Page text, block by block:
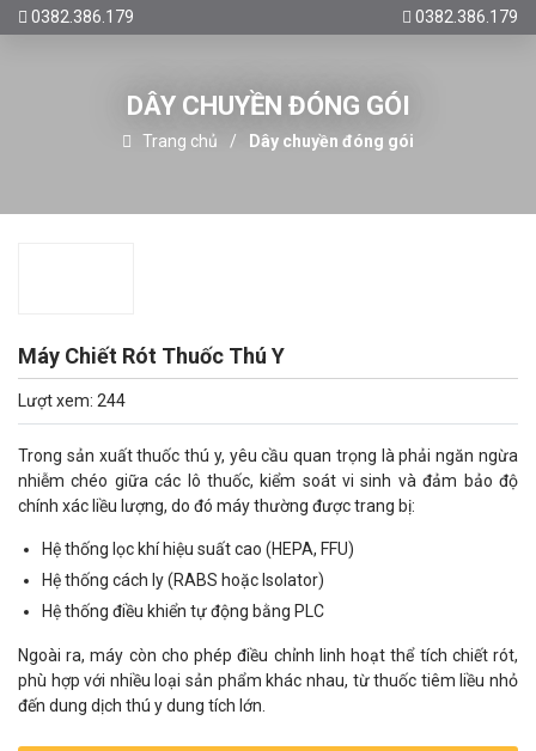
0382.386.179 0382.386.179
DÂY CHUYỀN ĐÓNG GÓI
Trang chủ Dây chuyền đóng gói
Máy Chiết Rót Thuốc Thú Y
Lượt xem: 244
Trong sản xuất thuốc thú y, yêu cầu quan trọng là phải ngăn ngừa
nhiễm chéo giữa các lô thuốc, kiểm soát vi sinh và đảm bảo độ
chính xác liều lượng, do đó máy thường được trang bị:
Hệ thống lọc khí hiệu suất cao (HEPA, FFU)
Hệ thống cách ly (RABS hoặc Isolator)
Hệ thống điều khiển tự động bằng PLC
Ngoài ra, máy còn cho phép điều chỉnh linh hoạt thể tích chiết rót,
phù hợp với nhiều loại sản phẩm khác nhau, từ thuốc tiêm liều nhỏ
đến dung dịch thú y dung tích lớn.